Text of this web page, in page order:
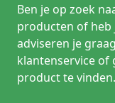
Ben je op zoek
producten of heb
adviseren je
klantenservice of
product te vinden.